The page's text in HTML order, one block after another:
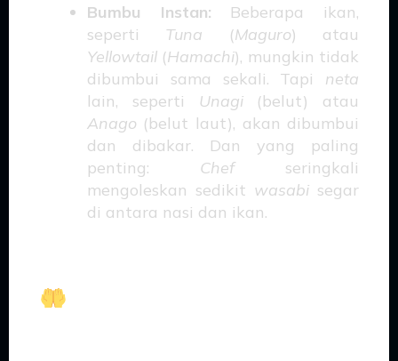
Bumbu Instan: Beberapa ikan,
seperti Tuna (Maguro) atau
Yellowtail(Hamachi), mungkin tidak
dibumbui sama sekali. Tapi neta
lain, seperti
Unagi(belut) atau
Anago (belut laut), akan dibumbui
dan dibakar. Dan yang paling
penting: Chefseringkali
mengoleskan sedikit wasabi segar
di antara nasi dan ikan.